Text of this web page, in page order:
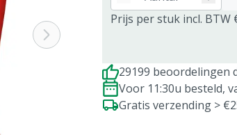
Prijs per stuk incl. BTW
29199 beoordelingen
Voor 11:30u besteld,
Gratis verzending >